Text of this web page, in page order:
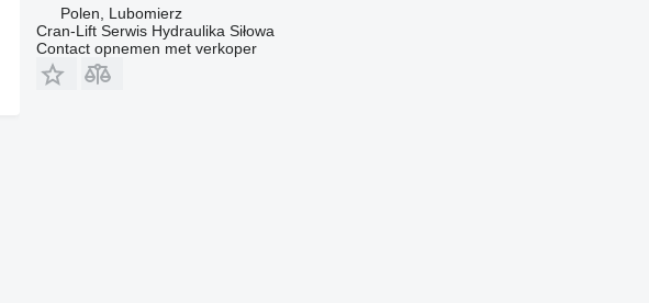
Polen, Lubomierz
Cran-Lift Serwis Hydraulika Siłowa
Contact opnemen met verkoper